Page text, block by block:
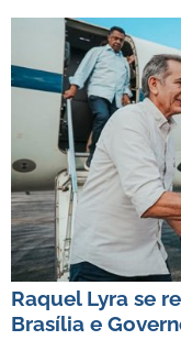
Raquel Lyra se
Brasília e